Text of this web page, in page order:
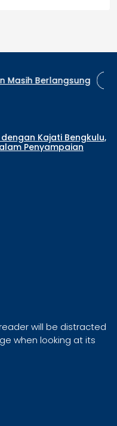
AMJ Jalin
Kajati Bengkulu,
Penyampaian